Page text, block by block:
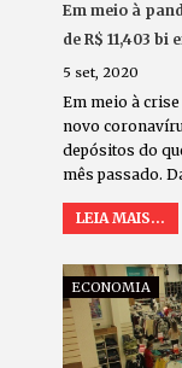
Em meio à
de R$ 11,403 bi
5 set, 2020
Em meio à
novo
depósitos do
mês passado.
LEIA MAIS...
ECONOMIA